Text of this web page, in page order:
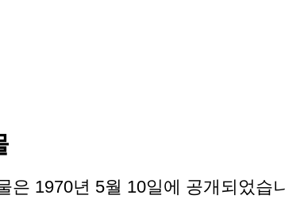
은 1970년 5월 10일에 공개되었